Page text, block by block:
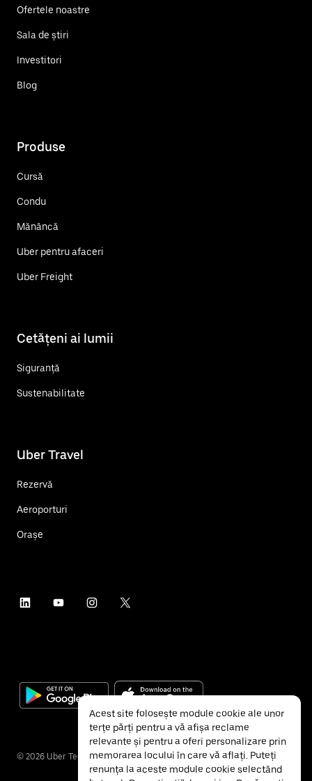
Ofertele noastre
Sala de știri
Investitori
Blog
Produse
Cursă
Condu
Mănâncă
Uber pentru afaceri
Uber Freight
Cetățeni ai lumii
Siguranță
Sustenabilitate
Uber Travel
Rezervă
Aeroporturi
Orașe
© 2026 Uber Technologies Inc.
Acest site folosește module cookie ale unor
terțe părți pentru a vă afișa reclame
relevante și pentru a oferi personalizare prin
memorarea locului în care vă aflați. Puteți
renunța la aceste module cookie selectând